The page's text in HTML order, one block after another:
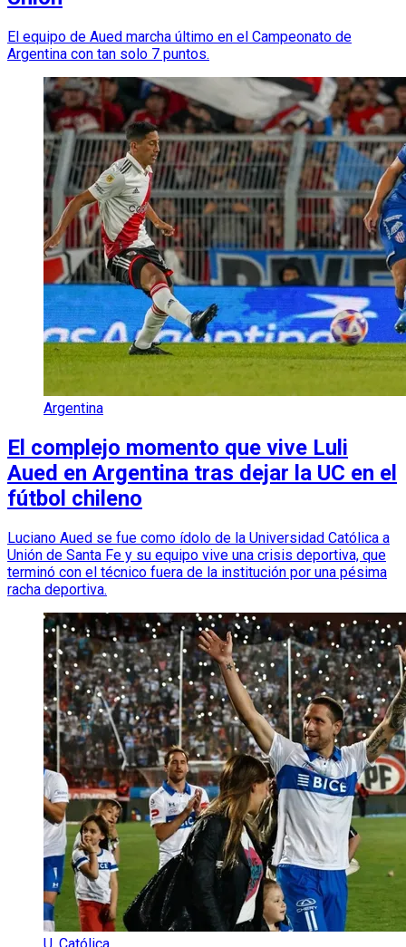
El equipo de Aued marcha último en el Campeonato de
Argentina con tan solo 7 puntos.
Argentina
El complejo momento que vive Luli
Aued en Argentina tras dejar la UC en el
fútbol chileno
Luciano Aued se fue como ídolo de la Universidad Católica a
Unión de Santa Fe y su equipo vive una crisis deportiva, que
terminó con el técnico fuera de la institución por una pésima
racha deportiva.